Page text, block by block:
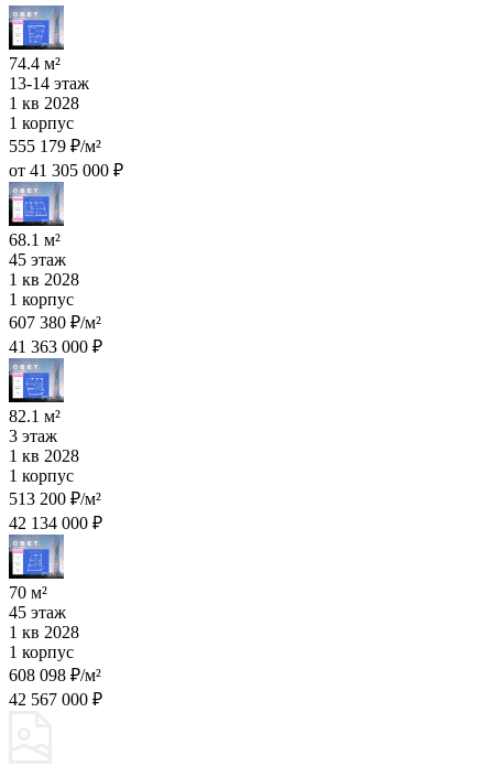
74.4 м²
13-14 этаж
1 кв 2028
1 корпус
555 179 ₽/м²
от 41 305 000 ₽
68.1 м²
45 этаж
1 кв 2028
1 корпус
607 380 ₽/м²
41 363 000 ₽
82.1 м²
3 этаж
1 кв 2028
1 корпус
513 200 ₽/м²
42 134 000 ₽
70 м²
45 этаж
1 кв 2028
1 корпус
608 098 ₽/м²
42 567 000 ₽